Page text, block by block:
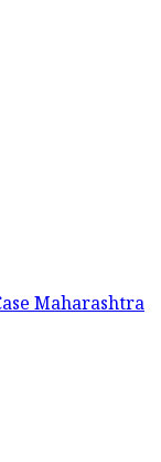
Maharashtra